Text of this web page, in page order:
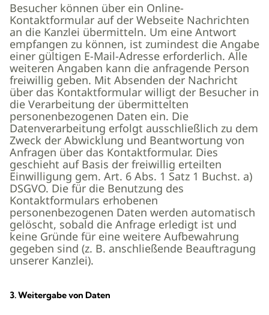
Besucher können über ein Online-
Kontaktformular auf der Webseite Nachrichten
an die Kanzlei übermitteln. Um eine Antwort
empfangen zu können, ist zumindest die Angabe
einer gültigen E-Mail-Adresse erforderlich. Alle
weiteren Angaben kann die anfragende Person
freiwillig geben. Mit Absenden der Nachricht
über das Kontaktformular willigt der Besucher in
die Verarbeitung der übermittelten
personenbezogenen Daten ein. Die
Datenverarbeitung erfolgt ausschließlich zu dem
Zweck der Abwicklung und Beantwortung von
Anfragen über das Kontaktformular. Dies
geschieht auf Basis der freiwillig erteilten
Einwilligung gem. Art. 6 Abs. 1 Satz 1 Buchst. a)
DSGVO. Die für die Benutzung des
Kontaktformulars erhobenen
personenbezogenen Daten werden automatisch
gelöscht, sobald die Anfrage erledigt ist und
keine Gründe für eine weitere Aufbewahrung
gegeben sind (z. B. anschließende Beauftragung
unserer Kanzlei).
3. Weitergabe von Daten